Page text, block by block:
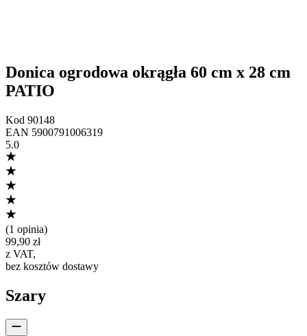
Donica ogrodowa okrągła 60 cm x 28 cm
PATIO
Kod 90148
EAN 5900791006319
5.0
(1 opinia)
99,90 zł
z VAT,
bez kosztów dostawy
Szary